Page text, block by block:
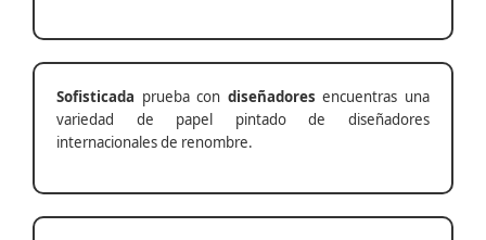
Sofisticada prueba con diseñadores encuentras una
variedad de papel pintado de diseñadores
internacionales de renombre.